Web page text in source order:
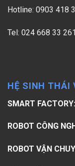
Hotline: 0903 418
Tel: 024 668 33 261
HỆ SINH THÁI
SMART FACTORY:
ROBOT CÔNG
ROBOT VẬN